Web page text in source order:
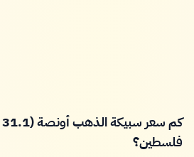
فلسطين؟